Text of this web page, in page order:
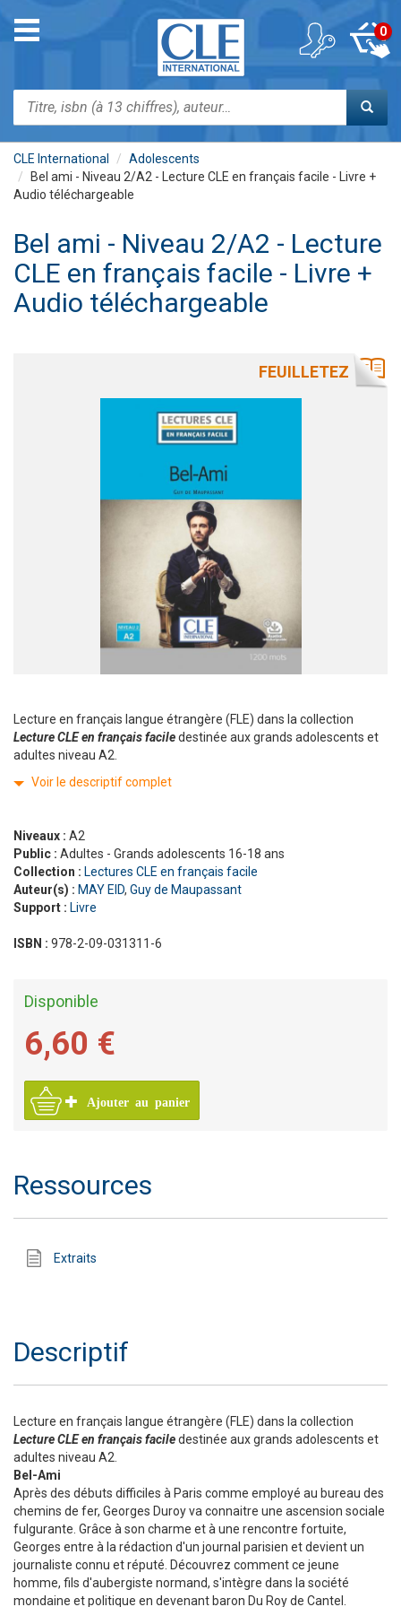
contenu
Toggle
navigation
Rechercher
0
CLE International
Adolescents
Bel ami - Niveau 2/A2 - Lecture CLE en français facile - Livre +
Audio téléchargeable
Bel ami - Niveau 2/A2 - Lecture
CLE en français facile - Livre +
Audio téléchargeable
FEUILLETEZ
Lecture en français langue étrangère (FLE) dans la collection
Lecture CLE en français faciledestinée aux grands adolescents et
adultes niveau A2.
Voir le descriptif complet
Niveaux : A2
Public : Adultes - Grands adolescents 16-18 ans
Collection : Lectures CLE en français facile
Auteur(s) : MAY EID, Guy de Maupassant
Support : Livre
ISBN : 978-2-09-031311-6
Disponible
6,60 €
Ajouter au panier
Ressources
Extraits
Descriptif
Lecture en français langue étrangère (FLE) dans la collection
Lecture CLE en français faciledestinée aux grands adolescents et
adultes niveau A2.
Bel-Ami
Après des débuts difficiles à Paris comme employé au bureau des
chemins de fer, Georges Duroy va connaitre une ascension sociale
fulgurante. Grâce à son charme et à une rencontre fortuite,
Georges entre à la rédaction d'un journal parisien et devient un
journaliste connu et réputé. Découvrez comment ce jeune
homme, fils d'aubergiste normand, s'intègre dans la société
mondaine et politique en devenant baron Du Roy de Cantel.